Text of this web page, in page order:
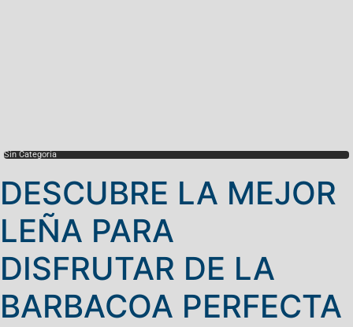
Sin Categoría
DESCUBRE LA MEJOR
LEÑA PARA
DISFRUTAR DE LA
BARBACOA PERFECTA